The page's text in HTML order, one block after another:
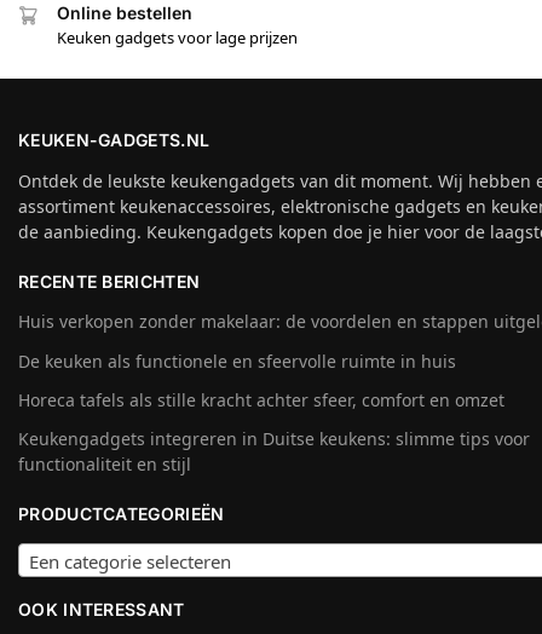
Online bestellen
Keuken gadgets voor lage prijzen
KEUKEN-GADGETS.NL
Ontdek de leukste keukengadgets van dit moment. Wij hebben
assortiment keukenaccessoires, elektronische gadgets en
de aanbieding. Keukengadgets kopen doe je hier voor de
RECENTE BERICHTEN
Huis verkopen zonder makelaar: de voordelen en stappen
De keuken als functionele en sfeervolle ruimte in huis
Horeca tafels als stille kracht achter sfeer, comfort en omzet
Keukengadgets integreren in Duitse keukens: slimme tips voor
functionaliteit en stijl
PRODUCTCATEGORIEËN
Een categorie selecteren
OOK INTERESSANT